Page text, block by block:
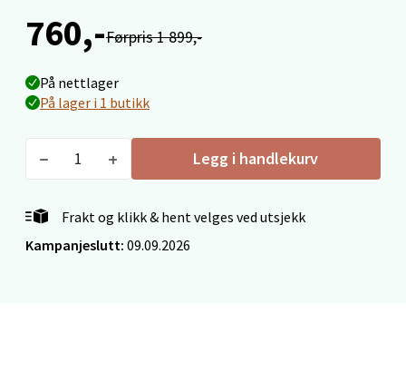
760,-Førpris 1 899,-
På nettlager
På lager i 1 butikk
Legg i handlekurv
Frakt og klikk & hent velges ved utsjekk
Kampanjeslutt: 09.09.2026
Mo i Rana - Thon Senter Mo i Rana
Fridtjof Nansensgate 22, 8622 Mo i Rana
Åpent i dag 09-19
0 i butikk
Ålesund - Thon Senter Moa